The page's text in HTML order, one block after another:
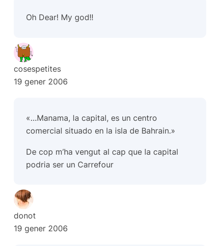
Oh Dear! My god!!
cosespetites
19 gener 2006
«…Manama, la capital, es un centro
comercial situado en la isla de Bahrain.»
De cop m’ha vengut al cap que la capital
podria ser un Carrefour
donot
19 gener 2006